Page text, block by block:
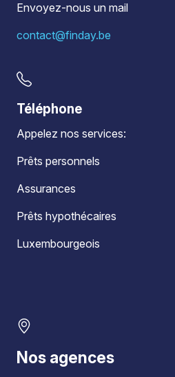
Envoyez-nous un mail
contact@finday.be
Téléphone
Appelez nos services:
Prêts personnels
Assurances
Prêts hypothécaires
Luxembourgeois
Nos agences